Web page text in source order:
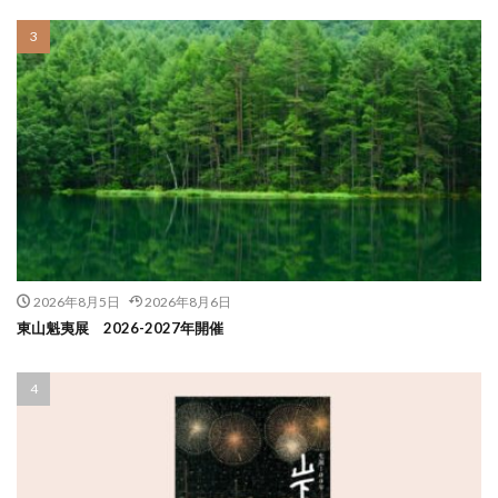
2026年8月5日 2026年8月6日
東山魁夷展 2026-2027年開催